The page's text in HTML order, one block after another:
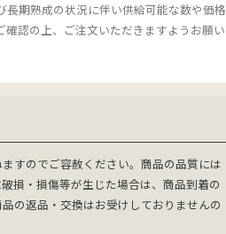
期熟成の状況に伴い供給可能な数や価格
認の上、ご注文いただきますようお願い
すのでご容赦ください。商品の品質には
損・損傷等が生じた場合は、商品到着の
の返品・交換はお受けしておりませんの